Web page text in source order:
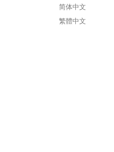
简体中文
繁體中文